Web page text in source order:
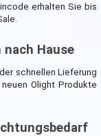
erhalten Sie bis
Hause
schnellen Lieferung
Olight Produkte